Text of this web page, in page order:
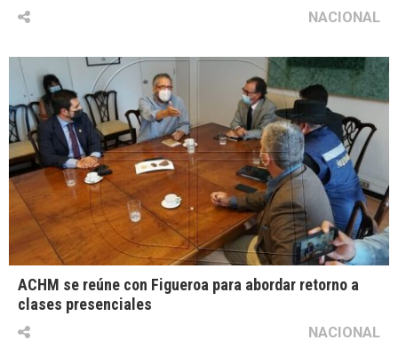
NACIONAL
ACHM se reúne con Figueroa para abordar retorno a
clases presenciales
NACIONAL